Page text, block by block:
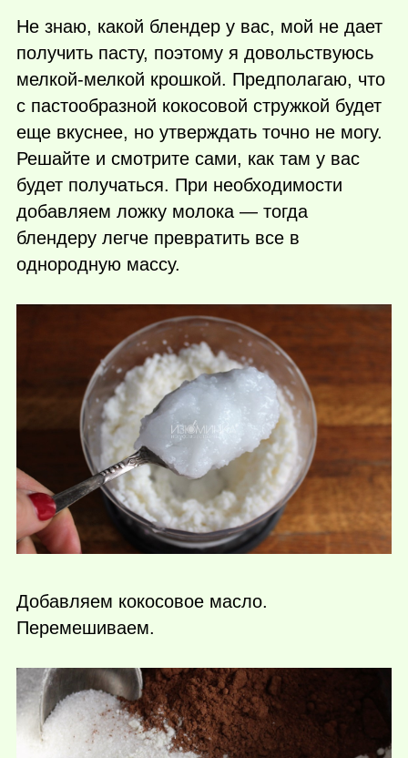
Не знаю, какой блендер у вас, мой не дает
получить пасту, поэтому я довольствуюсь
мелкой-мелкой крошкой. Предполагаю, что
с пастообразной кокосовой стружкой будет
еще вкуснее, но утверждать точно не могу.
Решайте и смотрите сами, как там у вас
будет получаться. При необходимости
добавляем ложку молока — тогда
блендеру легче превратить все в
однородную массу.
Добавляем кокосовое масло.
Перемешиваем.